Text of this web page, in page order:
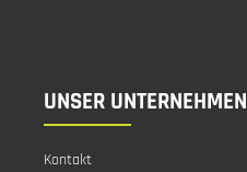
UNSER UNTERNEHMEN
Kontakt